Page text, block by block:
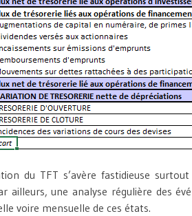
du TFT s’avère fastidieuse
ailleurs, une analyse régulière des
voire mensuelle de ces états.